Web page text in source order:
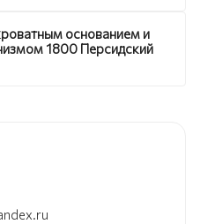
основанием и
1800 Персидский